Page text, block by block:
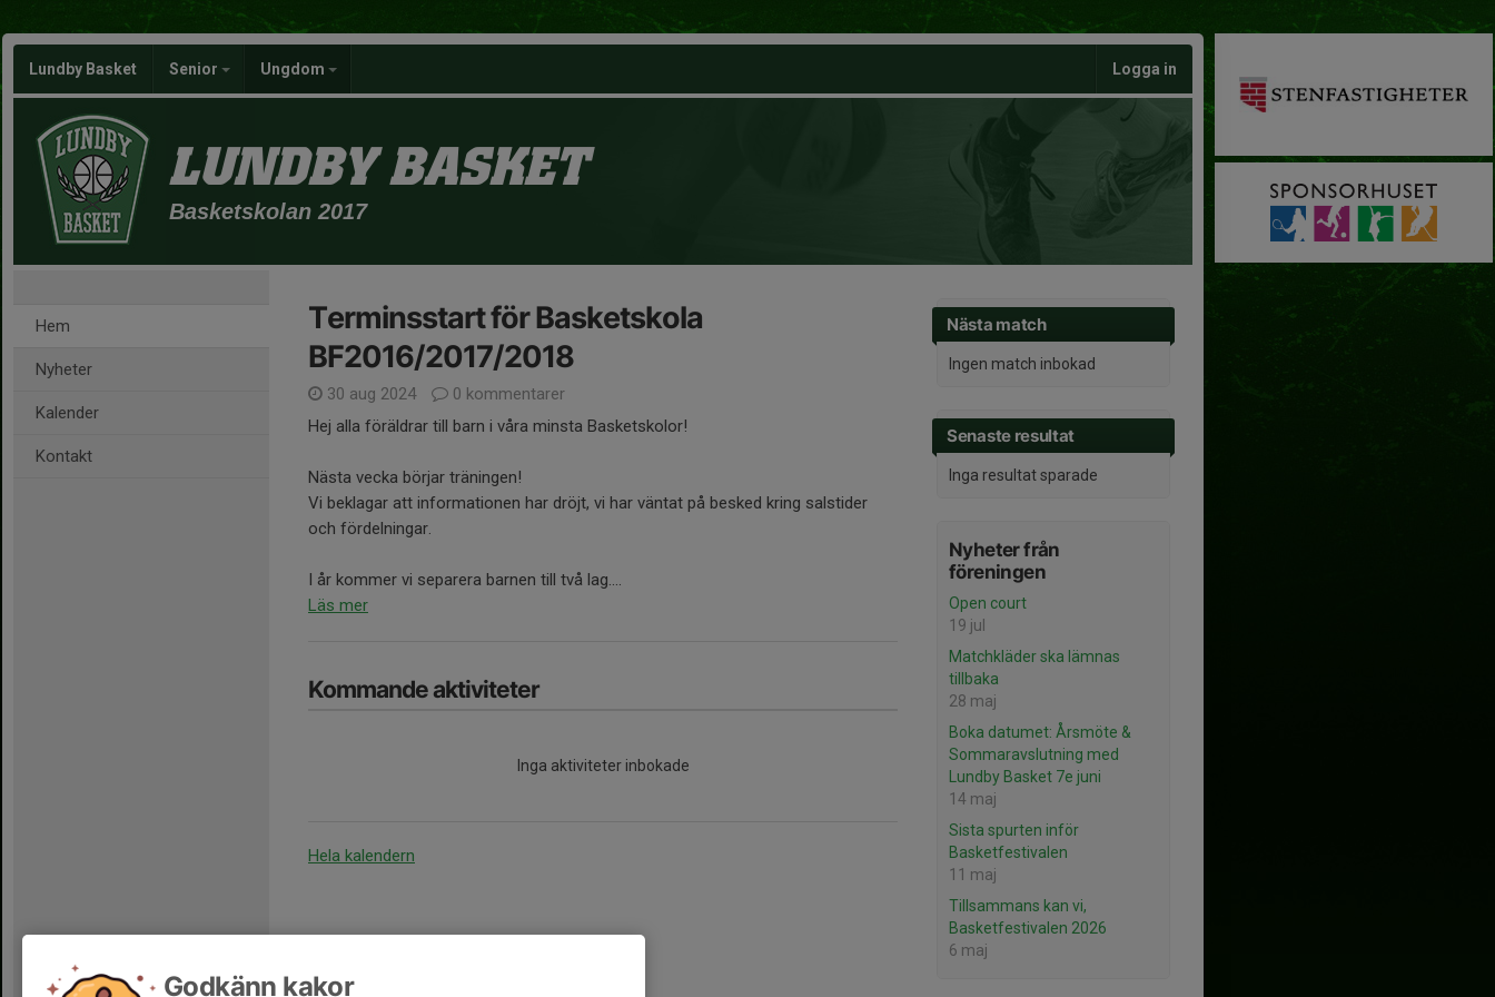
Lundby Basket Senior Ungdom Logga in
LUNDBY BASKET
Basketskolan 2017
Hem
Nyheter
Kalender
Kontakt
Nästa match
Ingen match inbokad
Senaste resultat
Inga resultat sparade
Nyheter från
föreningen
Open court
19 jul
Matchkläder ska lämnas
tillbaka
28 maj
Boka datumet: Årsmöte &
Sommaravslutning med
Lundby Basket 7e juni
14 maj
Sista spurten inför
Basketfestivalen
11 maj
Tillsammans kan vi,
Basketfestivalen 2026
6 maj
Terminsstart för Basketskola
BF2016/2017/2018
30 aug 2024
0 kommentarer
Hej alla föräldrar till barn i våra minsta Basketskolor!
Nästa vecka börjar träningen!
Vi beklagar att informationen har dröjt, vi har väntat på besked kring salstider
och fördelningar.
I år kommer vi separera barnen till två lag....
Läs mer
Kommande aktiviteter
Inga aktiviteter inbokade
Hela kalendern
Godkänn kakor